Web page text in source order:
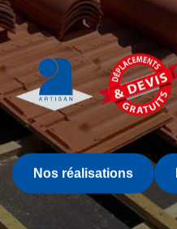
Nos réalisations